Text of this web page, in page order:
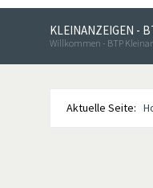
KLEINANZEIGEN -
Willkommen - BTP
Aktuelle Seite: